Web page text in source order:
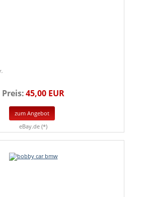
Preis:45,00 EUR
zum Angebot
eBay.de (*)